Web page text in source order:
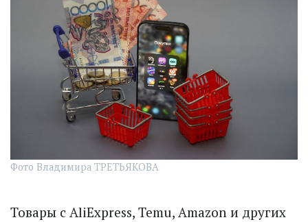
Фото Владимира ТРЕТЬЯКОВА
Товары с AliExpress, Temu, Amazon и других